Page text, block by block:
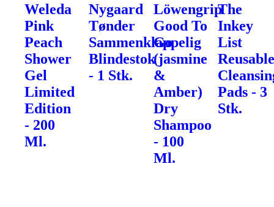
Weleda
Pink
Peach
Shower
Gel
Limited
Edition
- 200
Ml.
Nygaard
Tønder
Sammenklappelig
Blindestok
- 1 Stk.
Löwengrip
Good To
Go
(jasmine
&
Amber)
Dry
Shampoo
- 100
Ml.
The
Inkey
List
Pads - 3
Stk.